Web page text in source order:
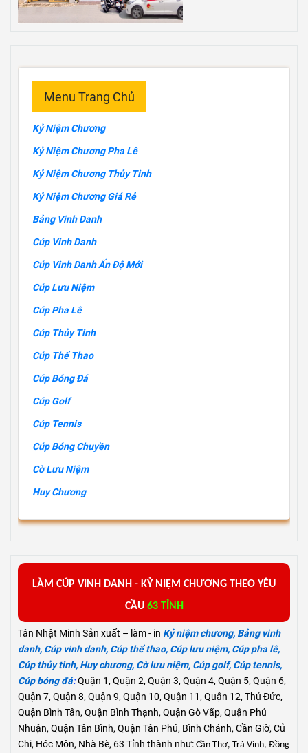
Menu Trang Chủ
Kỷ Niệm Chương
Kỷ Niệm Chương Pha Lê
Kỷ Niệm Chương Thủy Tinh
Kỷ Niệm Chương Giá Rẻ
Bảng Vinh Danh
Cúp Vinh Danh
Cúp Vinh Danh Ấn Độ Mới
Cúp Lưu Niệm
Cúp Pha Lê
Cúp Thủy Tinh
Cúp Thể Thao
Cúp Bóng Đá
Cúp Golf
Cúp Tennis
Cúp Bóng Chuyền
Cờ Lưu Niệm
Huy Chương
LÀM CÚP VINH DANH - KỶ NIỆM CHƯƠNG THEO YÊU
CẦU 63 TỈNH
Tân Nhật Minh Sản xuất – làm - in Kỷ niệm chương, Bảng vinh
danh, Cúp vinh danh, Cúp thể thao, Cúp lưu niệm, Cúp pha lê,
Cúp thủy tinh, Huy chương, Cờ lưu niệm, Cúp golf, Cúp tennis,
Cúp bóng đá:Quận 1, Quận 2, Quận 3, Quận 4, Quận 5, Quận 6,
Quận 7, Quận 8, Quận 9, Quận 10, Quận 11, Quận 12, Thủ Đức,
Quận Bình Tân, Quận Bình Thạnh, Quận Gò Vấp, Quận Phú
Nhuận, Quận Tân Bình, Quận Tân Phú, Bình Chánh, Cần Giờ, Củ
Chi, Hóc Môn, Nhà Bè, 63 Tỉnh thành như: Cần Thơ, Trà Vinh, Đồng